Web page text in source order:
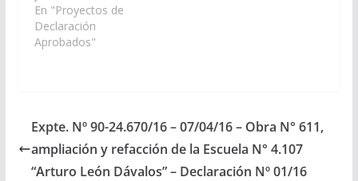
BICENTENARIO DF LA
INDEPENDENCIA" la
Obra Nueva Red de
Carlos. (Expte. Nº 90-
25.000/16 – A la
Comisión de Obras
Públicas e…
En "Proyectos de
Declaración
Aprobados"
Expte. Nº 90-24.670/16 – 07/04/16 – Obra N° 611,
ampliación y refacción de la Escuela N° 4.107
“Arturo León Dávalos” – Declaración Nº 01/16